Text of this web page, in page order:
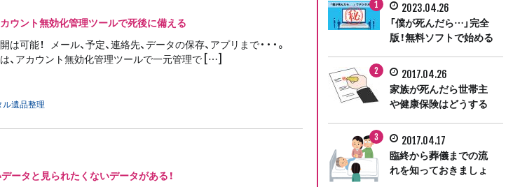
ウント無効化管理ツールで死後に備える
は可能！ メール、予定、連絡先、データの保存、アプリまで・・・。
、アカウント無効化管理ツールで一元管理で […]
ル遺品整理
ータと見られたくないデータがある！
2023.04.26
「僕が死んだら…」完全
版！無料ソフトで始める
2017.04.26
家族が死んだら世帯主
や健康保険はどうする
ガイド③
2017.04.17
臨終から葬儀までの流
れを知っておきましょ